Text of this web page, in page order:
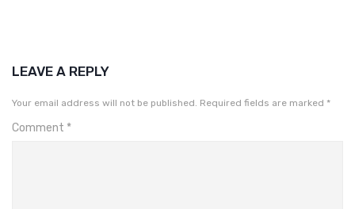
LEAVE A REPLY
Your email address will not be published. Required fields are marked *
Comment *